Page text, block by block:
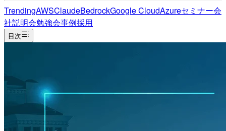
TrendingAWSClaudeBedrockGoogle CloudAzureセミナー会
社説明会勉強会事例採用
目次